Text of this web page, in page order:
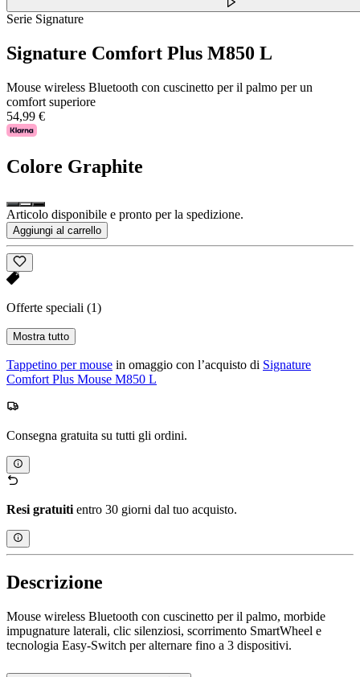
Serie Signature
Signature Comfort Plus M850 L
Mouse wireless Bluetooth con cuscinetto per il palmo per un
comfort superiore
54,99 €
Colore Graphite
Articolo disponibile e pronto per la spedizione.
Aggiungi al carrello
Offerte speciali (1)
Mostra tutto
Tappetino per mouse in omaggio con l’acquisto di Signature
Comfort Plus Mouse M850 L
Consegna gratuita su tutti gli ordini.
Resi gratuiti entro 30 giorni dal tuo acquisto.
Descrizione
Mouse wireless Bluetooth con cuscinetto per il palmo, morbide
impugnature laterali, clic silenziosi, scorrimento SmartWheel e
tecnologia Easy-Switch per alternare fino a 3 dispositivi.